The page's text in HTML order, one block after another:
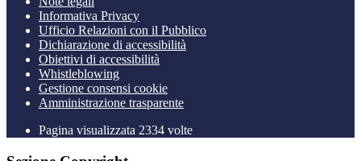
Informativa Privacy
Ufficio Relazioni con il Pubblico
Dichiarazione di accessibilità
Obiettivi di accessibilità
Whistleblowing
Gestione consensi cookie
Amministrazione trasparente
Pagina visualizzata 2334 volte